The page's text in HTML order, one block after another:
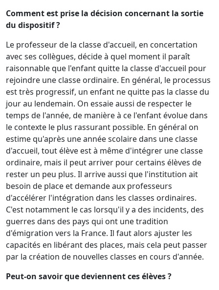
Comment est prise la décision concernant la sortie
du dispositif ?
Le professeur de la classe d'accueil, en concertation
avec ses collègues, décide à quel moment il paraît
raisonnable que l'enfant quitte la classe d'accueil pour
rejoindre une classe ordinaire. En général, le processus
est très progressif, un enfant ne quitte pas la classe du
jour au lendemain. On essaie aussi de respecter le
temps de l'année, de manière à ce l'enfant évolue dans
le contexte le plus rassurant possible. En général on
estime qu'après une année scolaire dans une classe
d'accueil, tout élève est à même d'intégrer une classe
ordinaire, mais il peut arriver pour certains élèves de
rester un peu plus. Il arrive aussi que l'institution ait
besoin de place et demande aux professeurs
d'accélérer l'intégration dans les classes ordinaires.
C'est notamment le cas lorsqu'il y a des incidents, des
guerres dans des pays qui ont une tradition
d'émigration vers la France. Il faut alors ajuster les
capacités en libérant des places, mais cela peut passer
par la création de nouvelles classes en cours d'année.
Peut-on savoir que deviennent ces élèves ?